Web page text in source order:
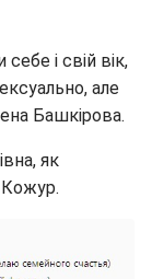
і свій вік,
але
Башкірова.
як